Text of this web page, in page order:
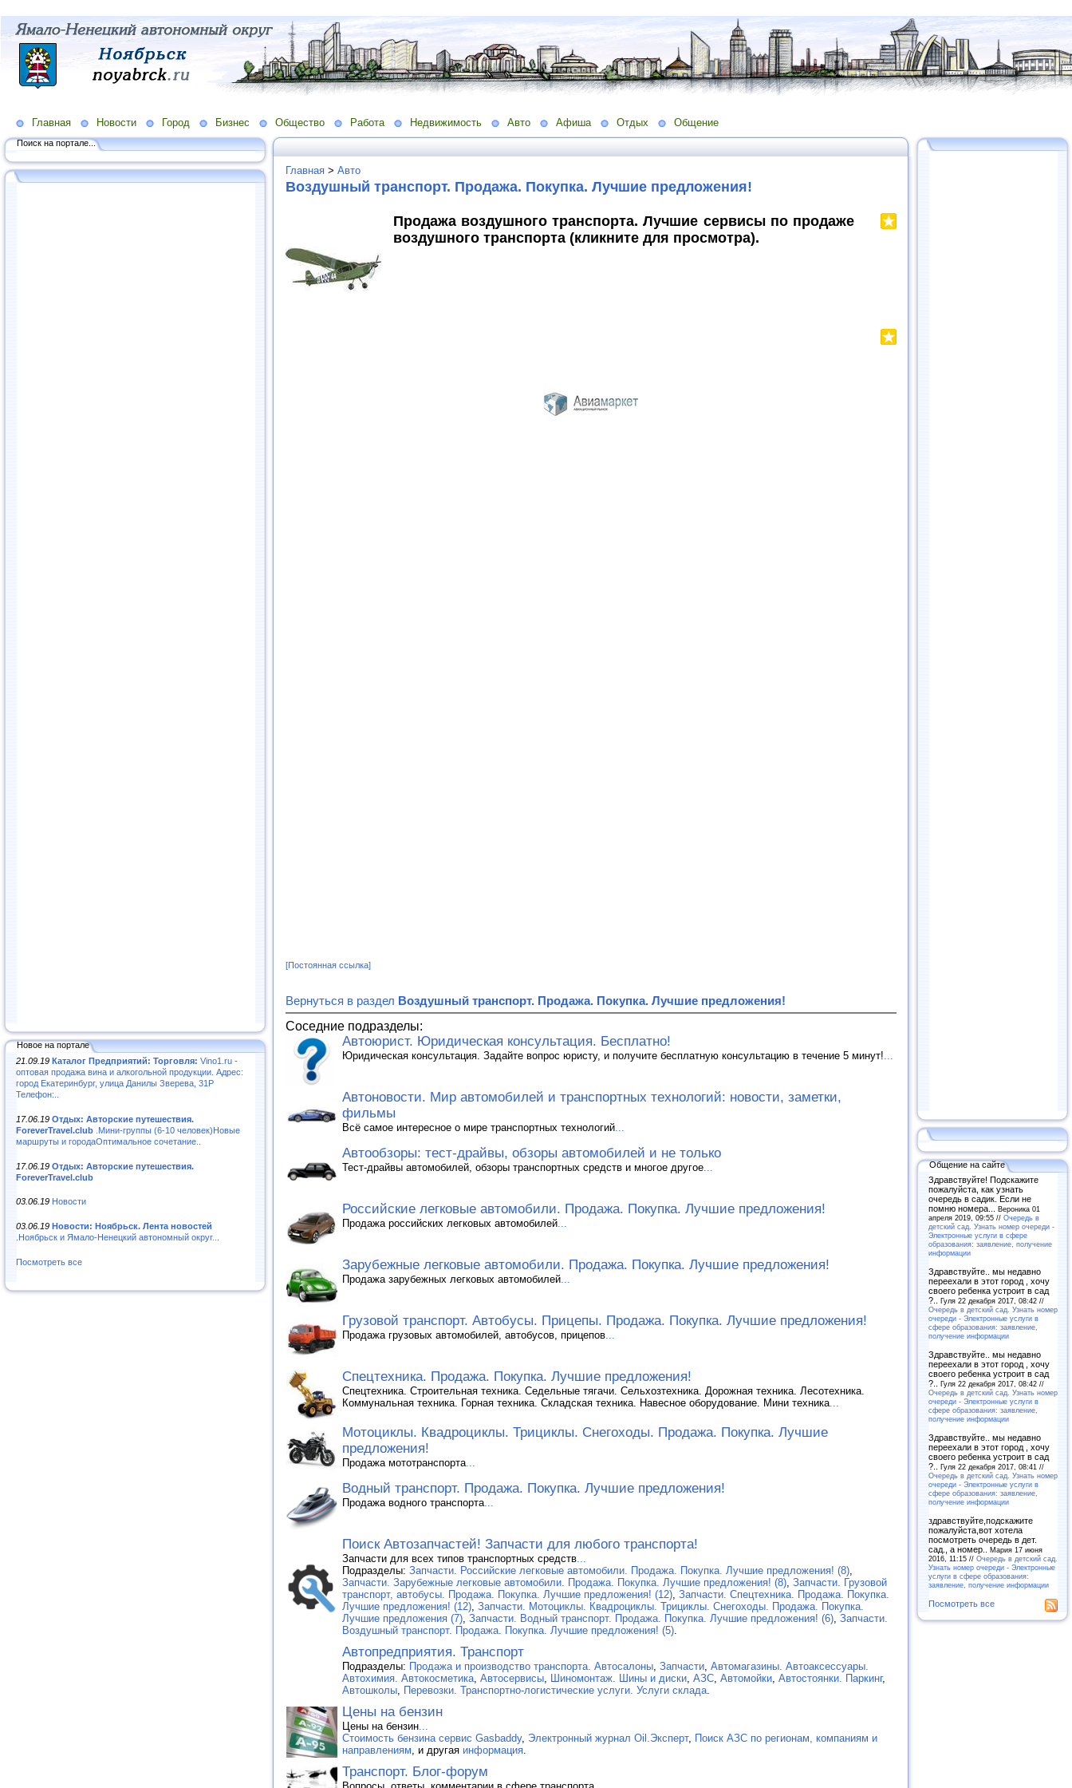
Главная Новости Город Бизнес Общество Работа Недвижимость Авто Афиша Отдых Общение
Поиск на портале...
Новое на портале
21.09.19 Каталог Предприятий: Торговля: Vino1.ru -
оптовая продажа вина и алкогольной продукции. Адрес:
город Екатеринбург, улица Данилы Зверева, 31Р
Телефон:..
17.06.19 Отдых: Авторские путешествия.
ForeverTravel.club .Мини-группы (6-10 человек)Новые
маршруты и городаОптимальное сочетание..
17.06.19 Отдых: Авторские путешествия.
ForeverTravel.club
03.06.19 Новости
03.06.19 Новости: Ноябрьск. Лента новостей
.Ноябрьск и Ямало-Ненецкий автономный округ...
Посмотреть все
Главная > Авто
Воздушный транспорт. Продажа. Покупка. Лучшие предложения!
Продажа воздушного транспорта. Лучшие сервисы по продаже
воздушного транспорта (кликните для просмотра).
[Постоянная ссылка]
Вернуться в раздел Воздушный транспорт. Продажа. Покупка. Лучшие предложения!
Соседние подразделы:
Автоюрист. Юридическая консультация. Бесплатно!
Юридическая консультация. Задайте вопрос юристу, и получите бесплатную консультацию в течение 5 минут!
Автоновости. Мир автомобилей и транспортных технологий: новости, заметки,
фильмы
Всё самое интересное о мире транспортных технологий
Автообзоры: тест-драйвы, обзоры автомобилей и не только
Тест-драйвы автомобилей, обзоры транспортных средств и многое другое
Российские легковые автомобили. Продажа. Покупка. Лучшие предложения!
Продажа российских легковых автомобилей
Зарубежные легковые автомобили. Продажа. Покупка. Лучшие предложения!
Продажа зарубежных легковых автомобилей
Грузовой транспорт. Автобусы. Прицепы. Продажа. Покупка. Лучшие предложения!
Продажа грузовых автомобилей, автобусов, прицепов
Спецтехника. Продажа. Покупка. Лучшие предложения!
Спецтехника. Строительная техника. Седельные тягачи. Сельхозтехника. Дорожная техника. Лесотехника.
Коммунальная техника. Горная техника. Складская техника. Навесное оборудование. Мини техника
Мотоциклы. Квадроциклы. Трициклы. Снегоходы. Продажа. Покупка. Лучшие
предложения!
Продажа мототранспорта
Водный транспорт. Продажа. Покупка. Лучшие предложения!
Продажа водного транспорта
Поиск Автозапчастей! Запчасти для любого транспорта!
Запчасти для всех типов транспортных средств
Подразделы: Запчасти. Российские легковые автомобили. Продажа. Покупка. Лучшие предложения! (8)
Запчасти. Зарубежные легковые автомобили. Продажа. Покупка. Лучшие предложения! (8) Запчасти. Грузовой
транспорт, автобусы. Продажа. Покупка. Лучшие предложения! (12) Запчасти. Спецтехника. Продажа. Покупка.
Лучшие предложения! (12) Запчасти. Мотоциклы. Квадроциклы. Трициклы. Снегоходы. Продажа. Покупка.
Лучшие предложения (7) Запчасти. Водный транспорт. Продажа. Покупка. Лучшие предложения! (6) Запчасти.
Воздушный транспорт. Продажа. Покупка. Лучшие предложения! (5)
Автопредприятия. Транспорт
Подразделы: Продажа и производство транспорта. Автосалоны Запчасти Автомагазины. Автоаксессуары.
Автохимия. Автокосметика Автосервисы Шиномонтаж. Шины и диски АЗС Автомойки Автостоянки. Паркинг,
Автошколы Перевозки. Транспортно-логистические услуги. Услуги склада
Цены на бензин
Цены на бензин
Стоимость бензина сервис Gasbaddy, Электронный журнал Oil.Эксперт, Поиск АЗС по регионам, компаниям и
направлениям , и другая информация
Транспорт. Блог-форум
Общение на сайте
Здравствуйте! Подскажите
пожалуйста, как узнать
очередь в садик. Если не
помню номера... Вероника 01
апреля 2019, 09:55 // Очередь в
детский сад. Узнать номер очереди -
Электронные услуги в сфере
образования: заявление, получение
информации
Здравствуйте.. мы недавно
переехали в этот город , хочу
своего ребенка устроит в сад
?.. Гуля 22 декабря 2017, 08:42 //
Очередь в детский сад. Узнать номер
очереди - Электронные услуги в
сфере образования: заявление,
получение информации
Здравствуйте.. мы недавно
переехали в этот город , хочу
своего ребенка устроит в сад
?.. Гуля 22 декабря 2017, 08:42 //
Очередь в детский сад. Узнать номер
очереди - Электронные услуги в
сфере образования: заявление,
получение информации
Здравствуйте.. мы недавно
переехали в этот город , хочу
своего ребенка устроит в сад
?.. Гуля 22 декабря 2017, 08:41 //
Очередь в детский сад. Узнать номер
очереди - Электронные услуги в
сфере образования: заявление,
получение информации
здравствуйте,подскажите
пожалуйста,вот хотела
посмотреть очередь в дет.
сад., а номер.. Мария 17 июня
2016, 11:15 // Очередь в детский сад.
Узнать номер очереди - Электронные
услуги в сфере образования:
заявление, получение информации
Посмотреть все